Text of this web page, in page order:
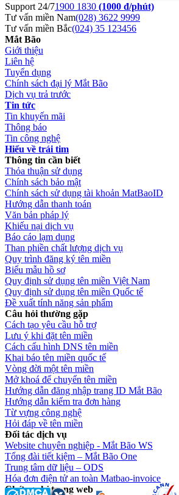
Support 24/71900 1830 (1000 đ/phút)
Tư vấn miền Nam(028) 3622 9999
Tư vấn miền Bắc(024) 35 123456
Mắt Bão
Giới thiệu
Liên hệ
Tuyển dụng
Chính sách đại lý Mắt Bão
Dịch vụ trả trước
Tin tức
Tin khuyến mãi
Thông báo
Tin công nghệ
Hiểu về trái tim
Thông tin cần biết
Thỏa thuận sử dụng
Chính sách bảo mật
Chính sách sử dụng tài khoản MatBaoID
Hướng dẫn thanh toán
Văn bản pháp lý
Khiếu nại dịch vụ
Báo cáo lạm dụng
Than phiền chất lượng dịch vụ
Quy trình đăng ký tên miền
Biểu mẫu hồ sơ
Quy định sử dụng tên miền Việt Nam
Quy định sử dụng tên miền Quốc tế
Đề xuất tính năng sản phẩm
Câu hỏi thường gặp
Cách tạo yêu cầu hỗ trợ
Lưu ý khi đặt tên miền
Cách cấu hình DNS tên miền
Khai báo tên miền quốc tế
Vòng đời một tên miền
Mở khoá để chuyển tên miền
Hướng dẫn đăng nhập trang ID Mắt Bão
Hướng dẫn kiểm tra đơn hàng
Từ vựng công nghệ
Hỏi đáp về tên miền
Đối tác dịch vụ
Website chuyên nghiệp - Mắt Bão WS
Tổng đài tiết kiệm – Mắt Bão One
Trung tâm dữ liệu – ODS
Hóa đơn điện tử an toàn Matbao-invoice
Chứng chỉ trang web